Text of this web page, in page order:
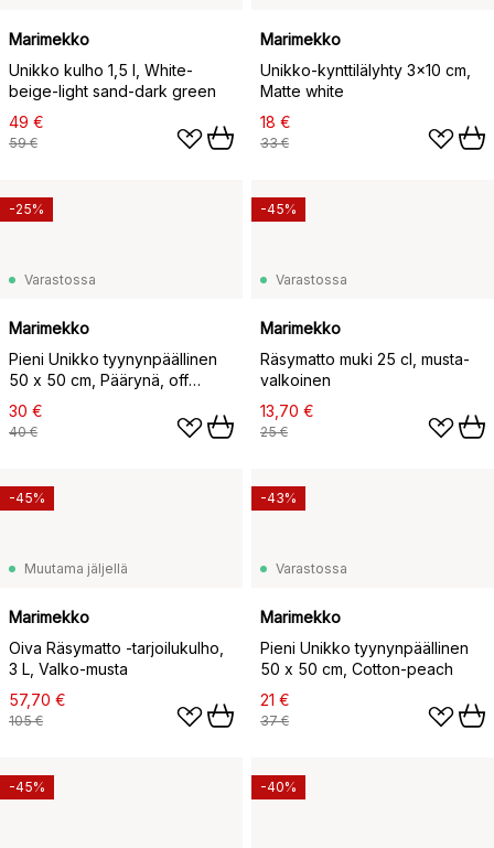
Marimekko
Unikko kulho 1,5 l, White-
beige-light sand-dark green
49 €
59 €
Marimekko
Unikko-kynttilälyhty 3x10 cm,
Matte white
18 €
33 €
Varastossa
Marimekko
Pieni Unikko tyynynpäällinen
50 x 50 cm, Päärynä, off
white, meloni
30 €
40 €
-25%
Varastossa
Marimekko
Räsymatto muki 25 cl, musta-
valkoinen
13,70 €
25 €
-45%
Muutama jäljellä
Marimekko
Oiva Räsymatto -tarjoilukulho,
3 L, Valko-musta
57,70 €
105 €
-45%
Varastossa
Marimekko
Pieni Unikko tyynynpäällinen
50 x 50 cm, Cotton-peach
21 €
37 €
-43%
-45% -40%